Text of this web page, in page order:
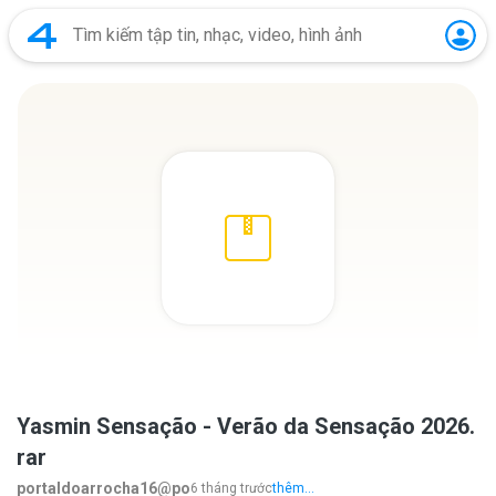
Yasmin Sensação - Verão da Sensação 2026.
rar
portaldoarrocha16@po6 tháng trướcthêm...